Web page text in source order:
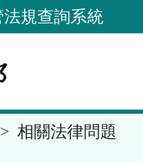
法規查詢系統
相關法律問題